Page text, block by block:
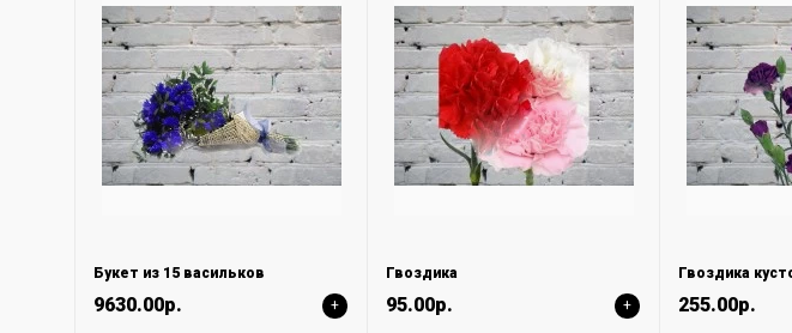
Букет из 15 васильков
9630.00р. +
Гвоздика
95.00р. +
Гвоздика
255.00р.